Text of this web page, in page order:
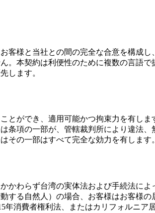
様と当社との間の完全な合意を構成
本契約は利便性のために複数の言語
します。
ができ、適用可能かつ拘束力を有し
項の一部が、管轄裁判所により違法
その一部はすべて完全な効力を有します。
わらず台湾の実体法および手続法に
る自然人）の場合、お客様はお客様
消費者権利法、またはカリフォルニア